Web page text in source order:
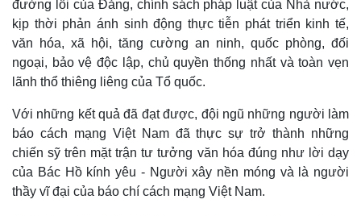
đường lối của Đảng, chính sách pháp luật của Nhà nước,
kịp thời phản ánh sinh động thực tiễn phát triển kinh tế,
văn hóa, xã hội, tăng cường an ninh, quốc phòng, đối
ngoại, bảo vệ độc lập, chủ quyền thống nhất và toàn vẹn
lãnh thổ thiêng liêng của Tổ quốc.
Với những kết quả đã đạt được, đội ngũ những người làm
báo cách mạng Việt Nam đã thực sự trở thành những
chiến sỹ trên mặt trận tư tưởng văn hóa đúng như lời dạy
của Bác Hồ kính yêu - Người xây nền móng và là người
thầy vĩ đại của báo chí cách mạng Việt Nam.